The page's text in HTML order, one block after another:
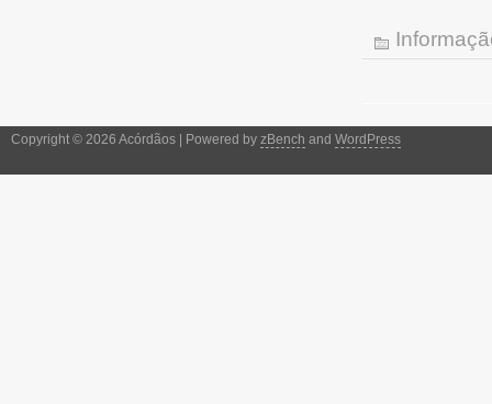
Copyright © 2026 Acórdãos | Powered by zBench and WordPress